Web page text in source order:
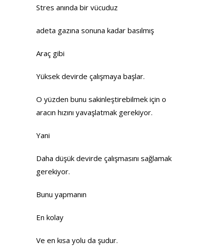
Stres anında bir vücuduz
adeta gazına sonuna kadar basılmış
Araç gibi
Yüksek devirde çalışmaya başlar.
O yüzden bunu sakinleştirebilmek için o
aracın hızını yavaşlatmak gerekiyor.
Yani
Daha düşük devirde çalışmasını sağlamak
gerekiyor.
Bunu yapmanın
En kolay
Ve en kısa yolu da şudur.